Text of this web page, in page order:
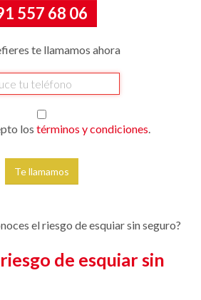
557 68 06
te llamamos ahora
los términos y condiciones.
el riesgo de esquiar sin seguro?
de esquiar sin